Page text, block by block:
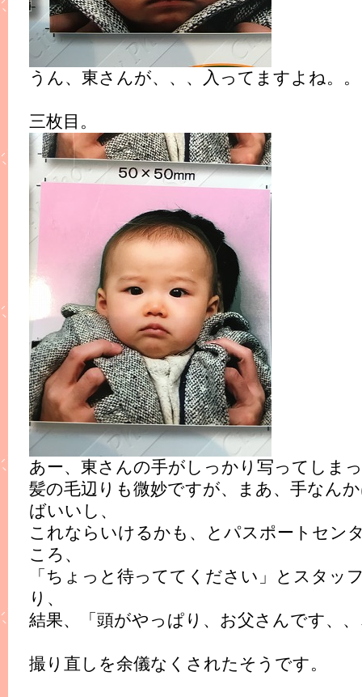
うん、東さんが、、、入ってますよね。
三枚目。
あー、東さんの手がしっかり写ってしま
髪の毛辺りも微妙ですが、まあ、手なん
ばいいし、
これならいけるかも、とパスポートセン
ころ、
「ちょっと待っててください」とスタッ
り、
結果、「頭がやっぱり、お父さんです、
撮り直しを余儀なくされたそうです。